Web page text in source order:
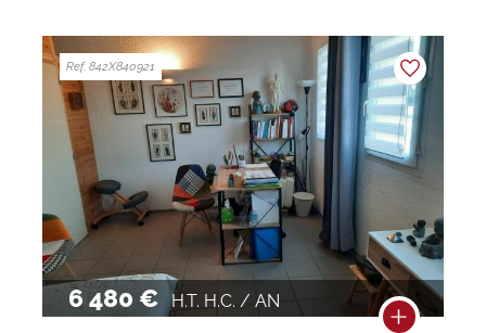
6 480 € H.T. H.C. / AN
Ref. 842X840921